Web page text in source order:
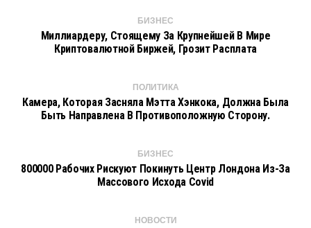
БИЗНЕС
Миллиардеру, Стоящему За Крупнейшей В Мире
Криптовалютной Биржей, Грозит Расплата
ПОЛИТИКА
Камера, Которая Засняла Мэтта Хэнкока, Должна Была
Быть Направлена В Противоположную Сторону.
БИЗНЕС
800000 Рабочих Рискуют Покинуть Центр Лондона Из-За
Массового Исхода Covid
НОВОСТИ